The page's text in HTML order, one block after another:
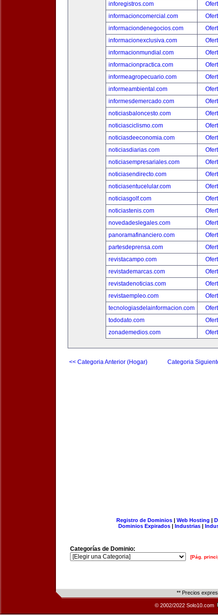
inforegistros.com
informacioncomercial.com
informaciondenegocios.com
informacionexclusiva.com
informacionmundial.com
informacionpractica.com
informeagropecuario.com
informeambiental.com
informesdemercado.com
noticiasbaloncesto.com
noticiasciclismo.com
noticiasdeeconomia.com
noticiasdiarias.com
noticiasempresariales.com
noticiasendirecto.com
noticiasentucelular.com
noticiasgolf.com
noticiastenis.com
novedadeslegales.com
panoramafinanciero.com
partesdeprensa.com
revistacampo.com
revistademarcas.com
revistadenoticias.com
revistaempleo.com
tecnologiasdelainformacion.com
tododato.com
zonademedios.com
<< Categoria Anterior (Hogar) Categoria
Registro de Dominios| Web Hosting |
Dominios Expirados | Industrias |
Categorías de Dominio:
[Pág.
** Precios
© 2002/2022 Solo10.com